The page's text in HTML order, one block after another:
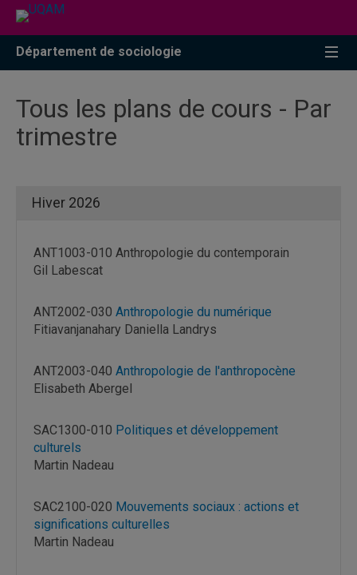
Accéder
recherche
Accéder
menu
pricipal
Accéder
zone
Département de sociologie
Tous les plans de cours - Par
trimestre
Hiver 2026
ANT1003-010 Anthropologie du contemporain
Gil Labescat
ANT2002-030 Anthropologie du numérique
Fitiavanjanahary Daniella Landrys
ANT2003-040 Anthropologie de l'anthropocène
Elisabeth Abergel
SAC1300-010 Politiques et développement
culturels
Martin Nadeau
SAC2100-020 Mouvements sociaux : actions et
significations culturelles
Martin Nadeau